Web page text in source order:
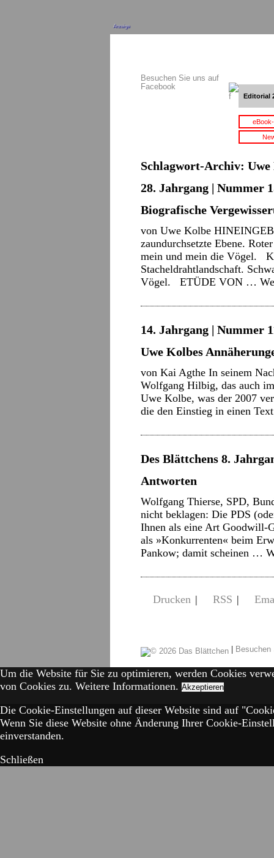
Anzeige
Besuchen Sie uns auf
Facebook
Editorial
Schlagwort-Archiv:
28. Jahrgang | Nummer
Biografische
von Uwe Kolbe
zaundurchsetzte Ebene.
mein und mein die Vögel.
Stacheldrahtlandschaft.
Vögel. ETÜDE VON …
14. Jahrgang | Nummer
Uwe Kolbes
von Kai Agthe In seinem
Wolfgang Hilbig, das auch
Uwe Kolbe, was der 2007
die den Einstieg in einen
Des Blättchens 8.
Antworten
Wolfgang Thierse, SPD,
nicht beklagen: Die PDS
Ihnen als eine Art Goodwill-
als »Konkurrenten« beim
Pankow; damit scheinen …
Drucken | RSS |
|
Um die Website für Sie zu optimieren, werden Cookies
von Cookies zu. Weitere Informationen. Akzeptieren
Die Cookie-Einstellungen auf dieser Website sind auf
Wenn Sie diese Website ohne Änderung Ihrer Cookie-
einverstanden.
Schließen